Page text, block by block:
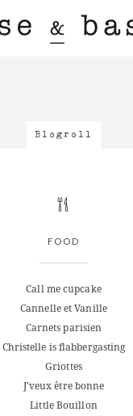
Blogroll
FOOD
Call me cupcake
Cannelle et Vanille
Carnets parisien
Christelle is flabbergasting
Griottes
J'veux être bonne
Little Bouillon